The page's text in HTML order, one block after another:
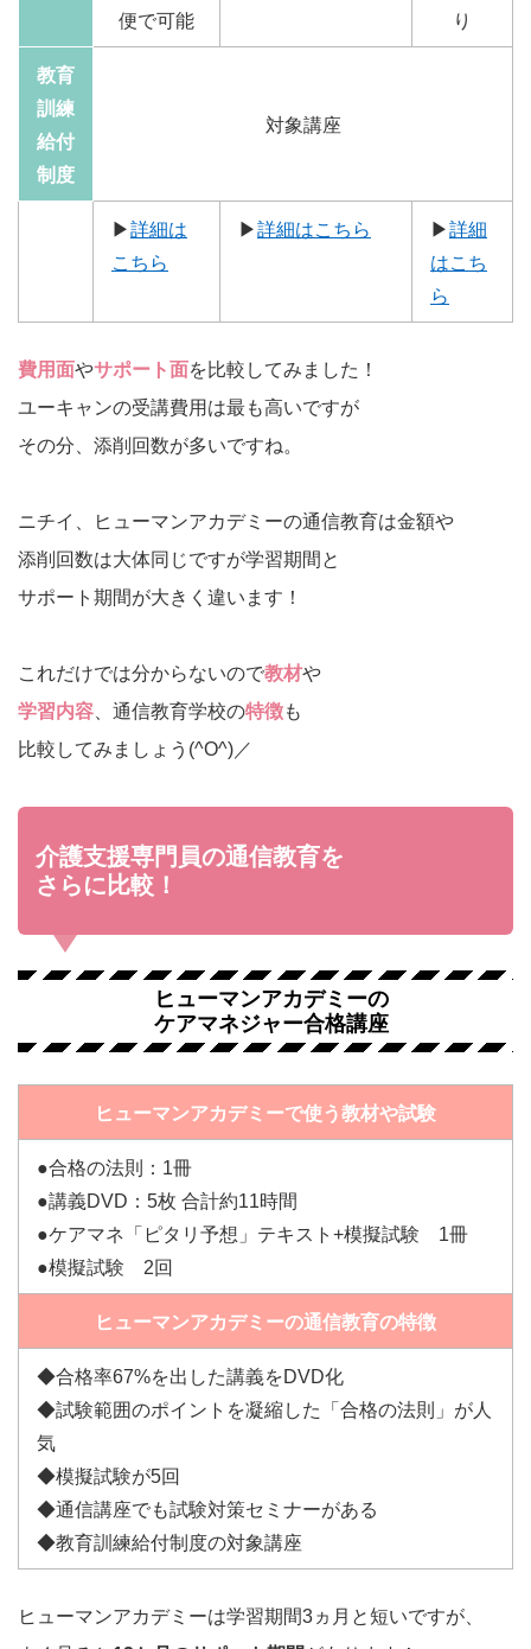
便で可能
り
教育
訓練
給付
制度
対象講座
▶詳細は
こちら
▶詳細はこちら ▶詳細
はこち
ら
費用面やサポート面を比較してみました！
ユーキャンの受講費用は最も高いですが
その分、添削回数が多いですね。
ニチイ、ヒューマンアカデミーの通信教育は金額や
添削回数は大体同じですが学習期間と
サポート期間が大きく違います！
これだけでは分からないので教材や
学習内容 、通信教育学校の特徴も
比較してみましょう(^O^)／
介護支援専門員の通信教育を
さらに比較！
ヒューマンアカデミーの
ケアマネジャー合格講座
ヒューマンアカデミーで使う教材や試験
●合格の法則：1冊
●講義DVD：5枚 合計約11時間
●ケアマネ「ピタリ予想」テキスト+模擬試験 1冊
●模擬試験 2回
ヒューマンアカデミーの通信教育の特徴
◆合格率67%を出した講義をDVD化
◆試験範囲のポイントを凝縮した「合格の法則」が人
気
◆模擬試験が5回
◆通信講座でも試験対策セミナーがある
◆教育訓練給付制度の対象講座
ヒューマンアカデミーは学習期間3ヵ月と短いですが、